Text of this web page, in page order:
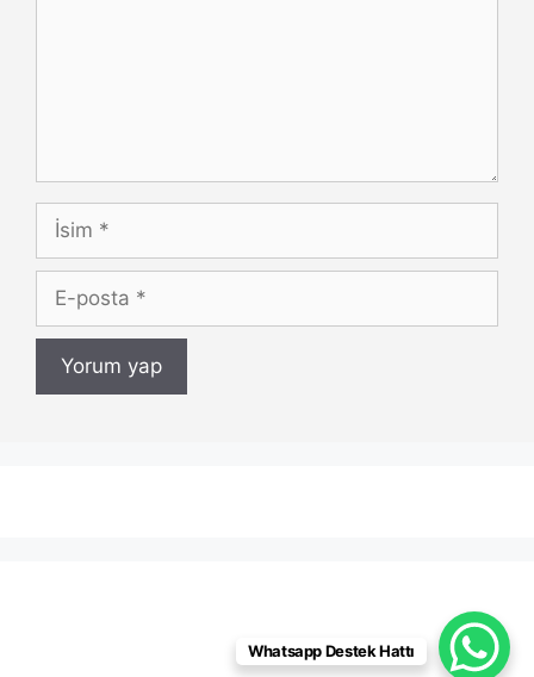
İsim
posta
Whatsapp Destek Hattı